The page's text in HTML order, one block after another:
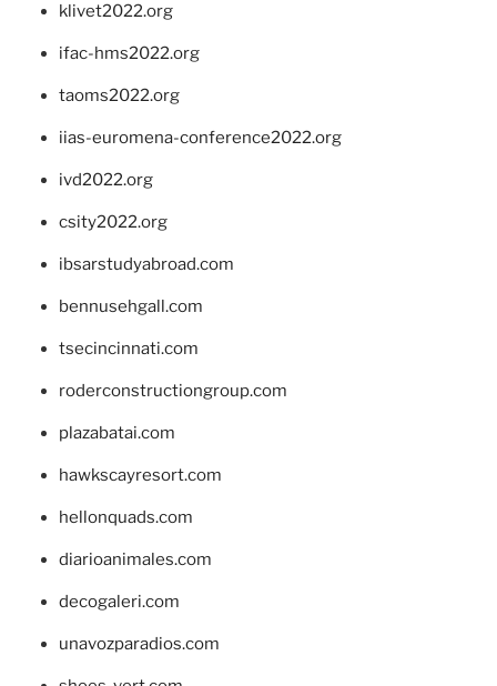
klivet2022.org
ifac-hms2022.org
taoms2022.org
iias-euromena-conference2022.org
ivd2022.org
csity2022.org
ibsarstudyabroad.com
bennusehgall.com
tsecincinnati.com
roderconstructiongroup.com
plazabatai.com
hawkscayresort.com
hellonquads.com
diarioanimales.com
decogaleri.com
unavozparadios.com